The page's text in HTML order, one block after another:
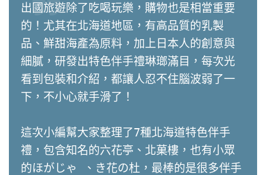
出國旅遊除了吃喝玩樂，購物也是相當重要
的！尤其在北海道地區，有高品質的乳製
品、鮮甜海產為原料，加上日本人的創意與
細膩，研發出特色伴手禮琳瑯滿目，每次光
看到包裝和介紹，都讓人忍不住腦波弱了一
下，不小心就手滑了！
這次小編幫大家整理了7種北海道特色伴手
禮，包含知名的六花亭、北菓樓，也有小眾
的ほがじゃ 、き花の杜，最棒的是很多伴手